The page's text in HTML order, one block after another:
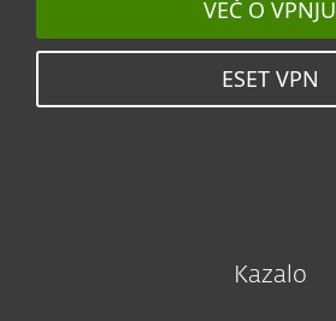
VEČ O VPNJU
ESET VPN
Kazalo